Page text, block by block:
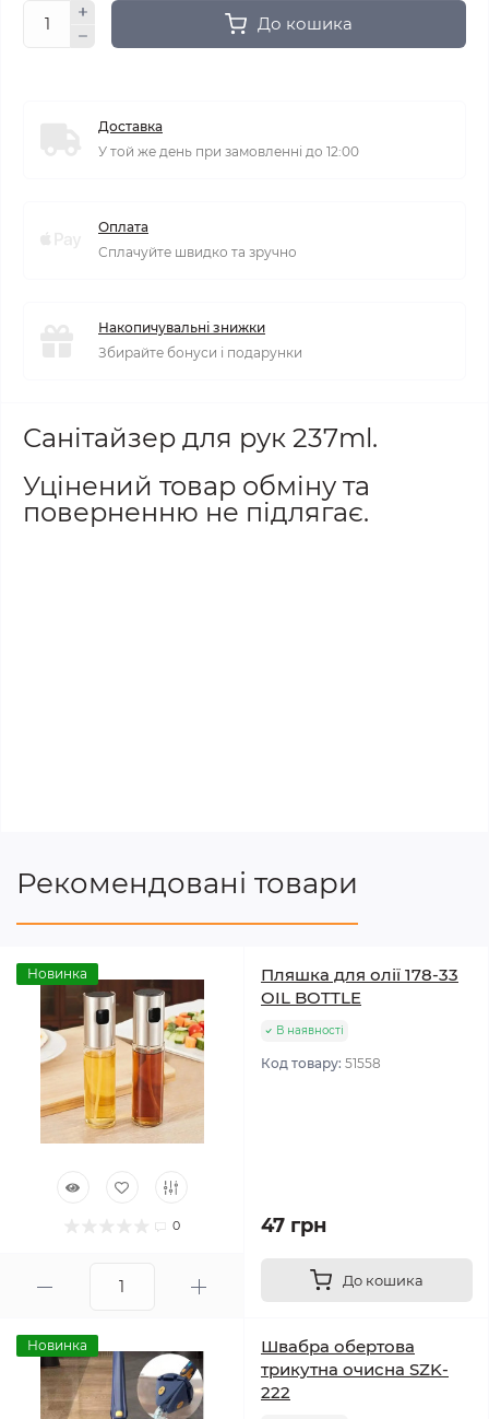
До кошика
Доставка
У той же день при замовленні до 12:00
Оплата
Сплачуйте швидко та зручно
Накопичувальні знижки
Збирайте бонуси і подарунки
Санітайзер для рук 237ml.
Уцінений товар обміну та
поверненню не підлягає.
Рекомендовані товари
Новинка
0
Пляшка для олії 178-33
OIL BOTTLE
В наявності
Код товару: 51558
47 грн
До кошика
Новинка
Швабра обертова
трикутна очисна SZK-
222